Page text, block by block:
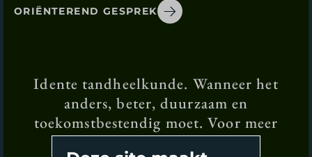
ORIËNTEREND GESPREK
Idente tandheelkunde. Wanneer het
anders, beter, duurzaam en
toekomstbestendig moet. Voor meer
informatie op onze site.